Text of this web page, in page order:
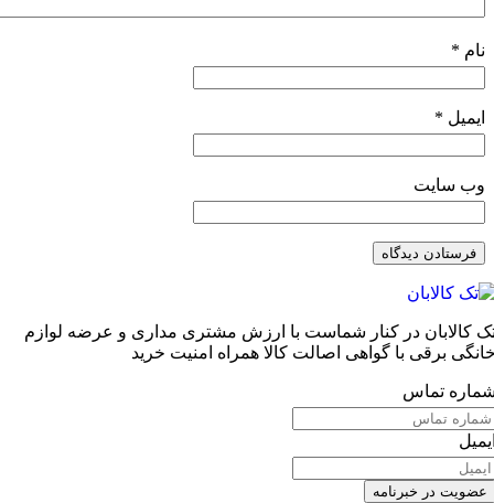
نام *
ایمیل *
وب‌ سایت
کالابان در کنار شماست با ارزش مشتری مداری و عرضه لوازم
برقی با گواهی اصالت کالا همراه امنیت خرید
تماس
عضویت در خبرنامه